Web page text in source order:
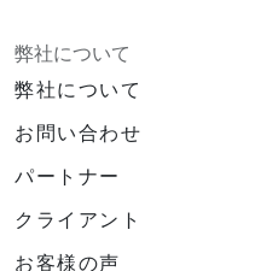
弊社について
弊社について
お問い合わせ
パートナー
クライアント
お客様の声